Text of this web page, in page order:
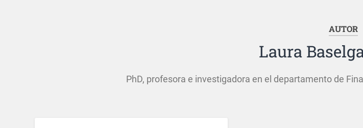
AUTOR
Laura
PhD, profesora e investigadora en el departamento de